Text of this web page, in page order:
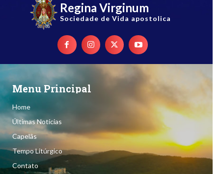
Regina Virginum
Sociedade de Vida apostolica
Menu Principal
Home
Últimas Notícias
Capelãs
Tempo Litúrgico
Contato